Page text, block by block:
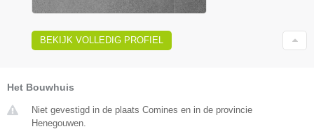
BEKIJK VOLLEDIG PROFIEL
Het Bouwhuis
Niet gevestigd in de plaats Comines en in de provincie
Henegouwen.